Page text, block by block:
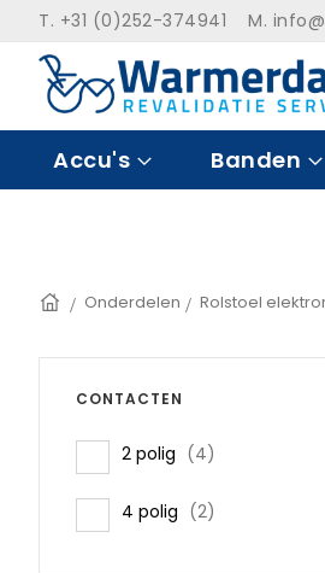
T. +31 (0)252-374941 M.
Accu's Banden
HomeOnderdelen Rolstoel
CONTACTEN
2 polig 4items
4 polig 2items